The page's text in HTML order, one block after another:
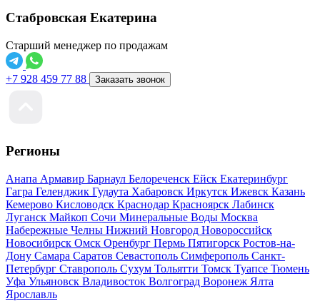
Стабровская Екатерина
Старший менеджер по продажам
+7 928 459 77 88 Заказать звонок
Регионы
Анапа Армавир Барнаул Белореченск Ейск Екатеринбург
Гагра Геленджик Гудаута Хабаровск Иркутск Ижевск Казань
Кемерово Кисловодск Краснодар Красноярск Лабинск
Луганск Майкоп Сочи Минеральные Воды Москва
Набережные Челны Нижний Новгород Новороссийск
Новосибирск Омск Оренбург Пермь Пятигорск Ростов-на-
Дону Самара Саратов Севастополь Симферополь Санкт-
Петербург Ставрополь Сухум Тольятти Томск Туапсе Тюмень
Уфа Ульяновск Владивосток Волгоград Воронеж Ялта
Ярославль